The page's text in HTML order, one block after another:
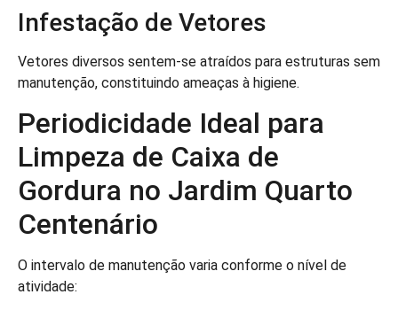
Infestação de Vetores
Vetores diversos sentem-se atraídos para estruturas sem
manutenção, constituindo ameaças à higiene.
Periodicidade Ideal para
Limpeza de Caixa de
Gordura no Jardim Quarto
Centenário
O intervalo de manutenção varia conforme o nível de
atividade: